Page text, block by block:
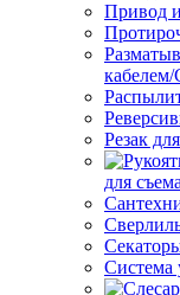
Привод
Резак
для
Система